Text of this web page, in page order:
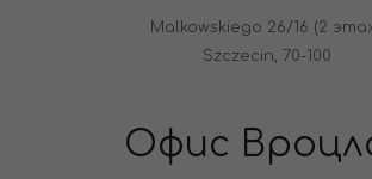
Malkowskiego 26/16 (2
Szczecin, 70-100
Офис